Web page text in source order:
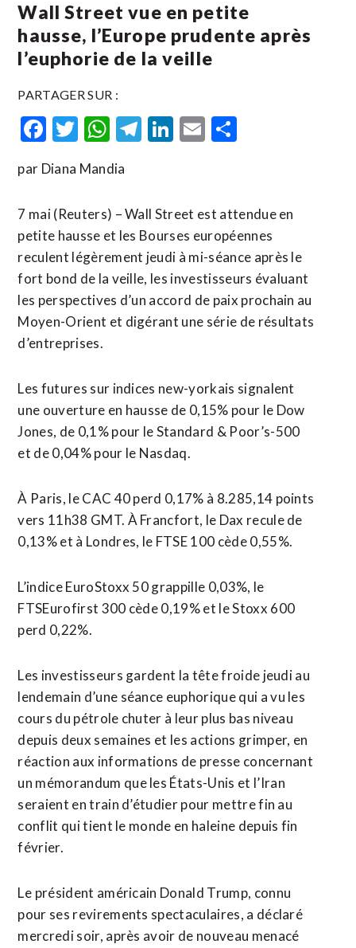
Wall Street vue en petite
hausse, l’Europe prudente après
l’euphorie de la veille
PARTAGER SUR :
Facebook
Twitter
WhatsApp
Telegram
LinkedIn
Email
par Diana Mandia
7 mai (Reuters) – Wall Street est attendue en
petite hausse et les Bourses européennes
reculent légèrement jeudi à mi-séance après le
fort bond de la veille, les investisseurs évaluant
les perspectives d’un accord de paix prochain au
Moyen-Orient et digérant une série de résultats
d’entreprises.
Les futures sur indices new-yorkais signalent
une ouverture en hausse de 0,15% pour le Dow
Jones, de 0,1% pour le Standard & Poor’s-500
et de 0,04% pour le Nasdaq.
À Paris, le CAC 40 perd 0,17% à 8.285,14 points
vers 11h38 GMT. À Francfort, le Dax recule de
0,13% et à Londres, le FTSE 100 cède 0,55%.
L’indice EuroStoxx 50 grappille 0,03%, le
FTSEurofirst 300 cède 0,19% et le Stoxx 600
perd 0,22%.
Les investisseurs gardent la tête froide jeudi au
lendemain d’une séance euphorique qui a vu les
cours du pétrole chuter à leur plus ​bas niveau
depuis deux semaines et les actions ‌grimper, en
réaction aux informations de presse concernant
un mémorandum que les États-Unis et l’Iran
seraient en train d’étudier pour mettre fin au ​
conflit qui tient le monde en haleine depuis fin
février.
Le ⁠président américain Donald Trump, connu
pour ses revirements spectaculaires, a déclaré
mercredi soir, après avoir de nouveau menacé